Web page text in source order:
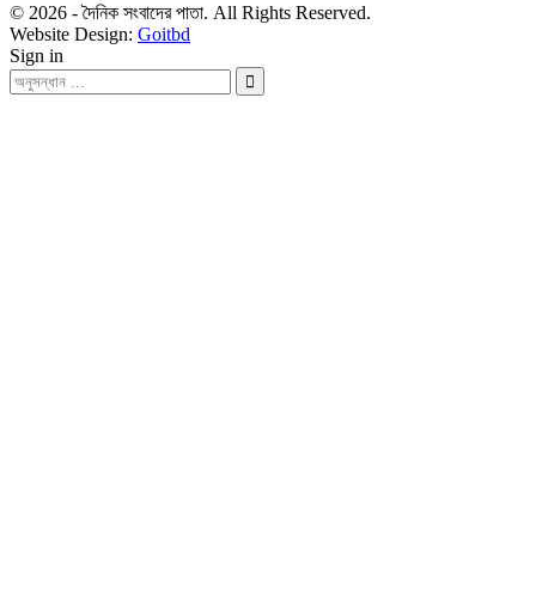
© 2026 - দৈনিক সংবাদের পাতা. All Rights Reserved.
Website Design: Goitbd
Sign in